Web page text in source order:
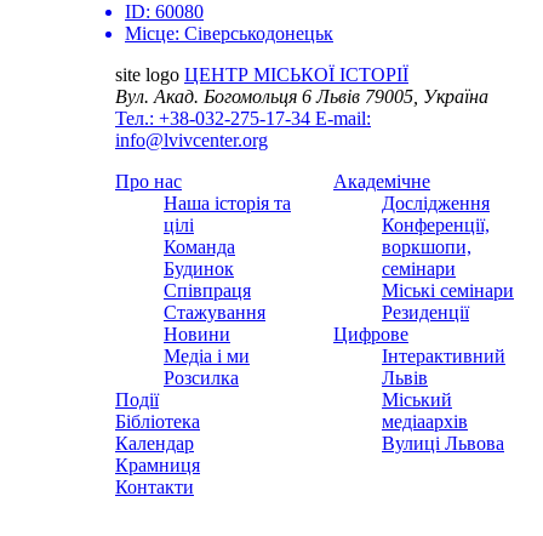
ID: 60080
Місце: Сіверськодонецьк
site logo ЦЕНТР МІСЬКОЇ ІСТОРІЇ
Вул. Акад. Богомольця 6Львів 79005, Україна
Тел.: +38-032-275-17-34 E-mail:
info@lvivcenter.org
Про нас
Наша історія та
цілі
Команда
Будинок
Співпраця
Стажування
Новини
Медіа і ми
Розсилка
Події
Бібліотека
Календар
Крамниця
Контакти
Академічне
Дослідження
Конференції,
воркшопи,
семінари
Міські семінари
Резиденції
Цифрове
Інтерактивний
Львів
Міський
медіаархів
Вулиці Львова